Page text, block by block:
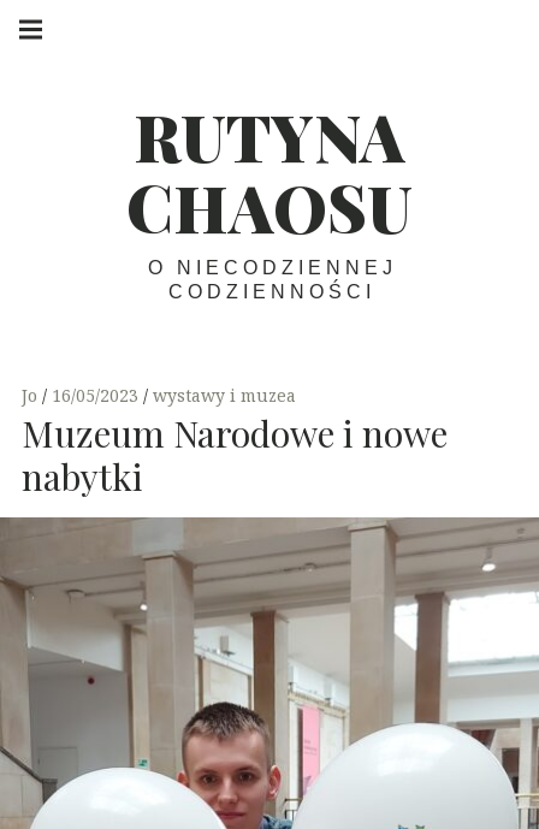
Skip
RUTYNA
CHAOSU
O NIECODZIENNEJ
CODZIENNOŚCI
navigation
Jo 16/05/2023 wystawy i muzea
Muzeum Narodowe i nowe
nabytki